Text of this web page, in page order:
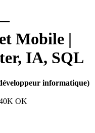
Mobile |
IA, SQL
informatique)
OK